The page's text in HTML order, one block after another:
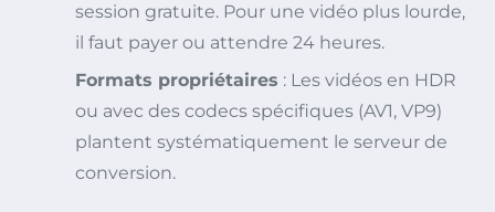
session gratuite. Pour une vidéo plus lourde,
il faut payer ou attendre 24 heures.
Formats propriétaires : Les vidéos en HDR
ou avec des codecs spécifiques (AV1, VP9)
plantent systématiquement le serveur de
conversion.